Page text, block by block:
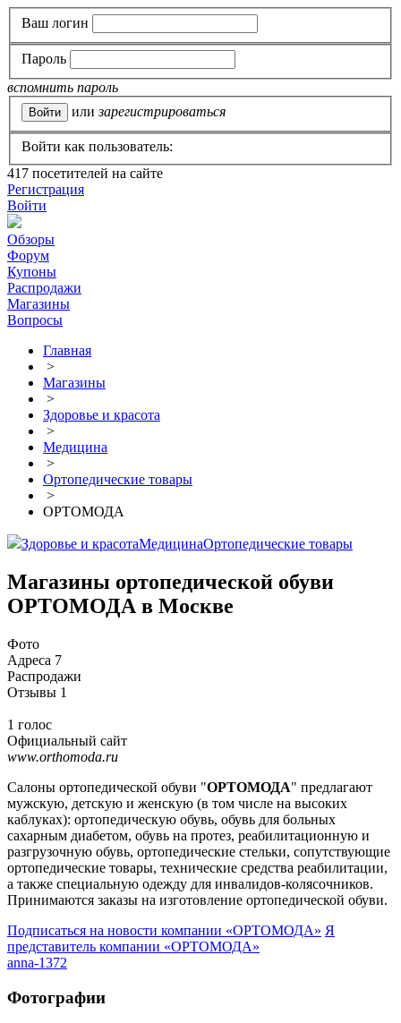
Ваш логин
Пароль
вспомнить пароль
или зарегистрироваться
Войти как пользователь:
417 посетителей на сайте
Регистрация
Войти
Обзоры
Форум
Купоны
Распродажи
Магазины
Вопросы
Главная
>
Магазины
>
Здоровье и красота
>
Медицина
>
Ортопедические товары
>
ОРТОМОДА
Здоровье и красотаМедицинаОртопедические товары
Магазины ортопедической обуви
ОРТОМОДА в Москве
Фото
Адреса 7
Распродажи
Отзывы 1
1 голос
Официальный сайт
www.orthomoda.ru
Салоны ортопедической обуви "ОРТОМОДА" предлагают
мужскую, детскую и женскую (в том числе на высоких
каблуках): ортопедическую обувь, обувь для больных
сахарным диабетом, обувь на протез, реабилитационную и
разгрузочную обувь, ортопедические стельки, сопутствующие
ортопедические товары, технические средства реабилитации,
а также специальную одежду для инвалидов-колясочников.
Принимаются заказы на изготовление ортопедической обуви.
Подписаться на новости компании «ОРТОМОДА» Я
представитель компании «ОРТОМОДА»
anna-1372
Фотографии